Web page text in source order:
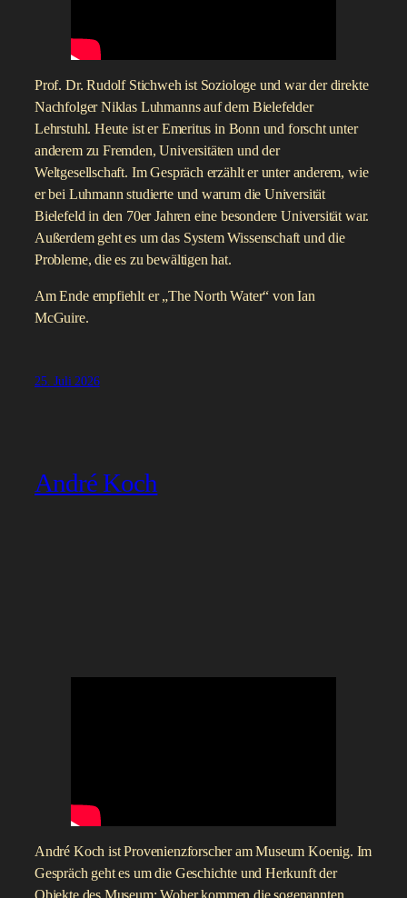
Prof. Dr. Rudolf Stichweh ist Soziologe und war der direkte
Nachfolger Niklas Luhmanns auf dem Bielefelder
Lehrstuhl. Heute ist er Emeritus in Bonn und forscht unter
anderem zu Fremden, Universitäten und der
Weltgesellschaft. Im Gespräch erzählt er unter anderem, wie
er bei Luhmann studierte und warum die Universität
Bielefeld in den 70er Jahren eine besondere Universität war.
Außerdem geht es um das System Wissenschaft und die
Probleme, die es zu bewältigen hat.
Am Ende empfiehlt er „The North Water“ von Ian
McGuire.
25. Juli 2026
André Koch
André Koch ist Provenienzforscher am Museum Koenig. Im
Gespräch geht es um die Geschichte und Herkunft der